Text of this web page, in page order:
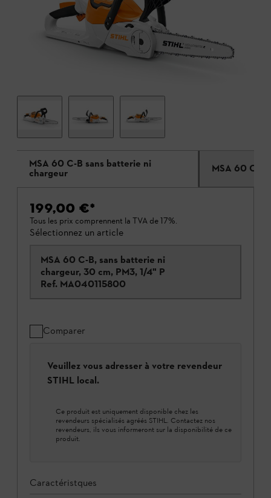
MSA 60 C-B sans batterie ni
chargeur MSA 60 C-B
199,00 €*
Tous les prix comprennent la TVA de 17%.
Sélectionnez un article
MSA 60 C-B, sans batterie ni
chargeur, 30 cm, PM3, 1/4" P
Ref. MA040115800
Comparer
Veuillez vous adresser à votre revendeur
STIHL local.
Ce produit est uniquement disponible chez les
revendeurs spécialisés agréés STIHL. Contactez nos
revendeurs, ils vous informeront sur la disponibilité de ce
produit.
Caractéristques